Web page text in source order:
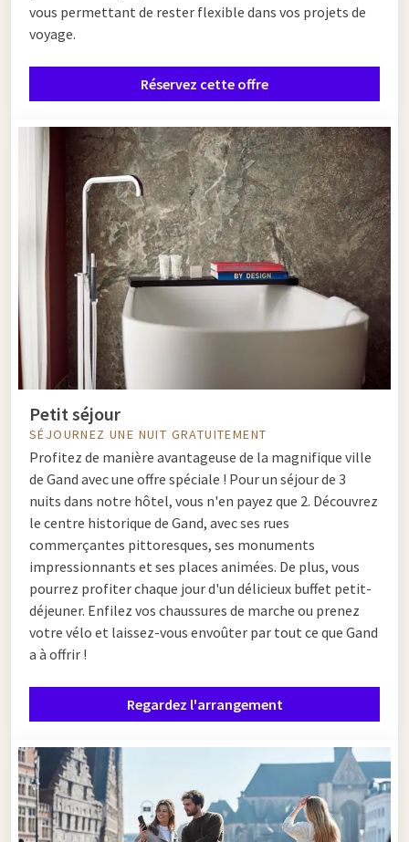
vous permettant de rester flexible dans vos projets de
voyage.
Réservez cette offre
Petit séjour
SÉJOURNEZ UNE NUIT GRATUITEMENT
Profitez de manière avantageuse de la magnifique ville
de Gand avec une offre spéciale ! Pour un séjour de 3
nuits dans notre hôtel, vous n'en payez que 2. Découvrez
le centre historique de Gand, avec ses rues
commerçantes pittoresques, ses monuments
impressionnants et ses places animées. De plus, vous
pourrez profiter chaque jour d'un délicieux buffet petit-
déjeuner. Enfilez vos chaussures de marche ou prenez
votre vélo et laissez-vous envoûter par tout ce que Gand
a à offrir !
Regardez l'arrangement